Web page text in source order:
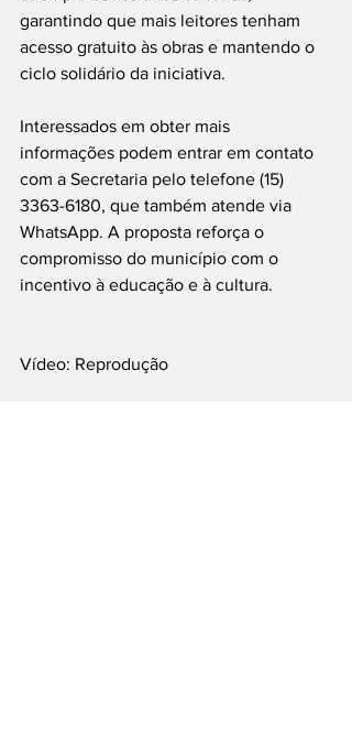
garantindo que mais leitores tenham
acesso gratuito às obras e mantendo o
ciclo solidário da iniciativa.
Interessados em obter mais
informações podem entrar em contato
com a Secretaria pelo telefone (15)
3363-6180, que também atende via
WhatsApp. A proposta reforça o
compromisso do município com o
incentivo à educação e à cultura.
Vídeo: Reprodução